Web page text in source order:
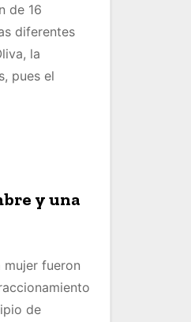
de 16
diferentes
la
pues el
y una
mujer fueron
de